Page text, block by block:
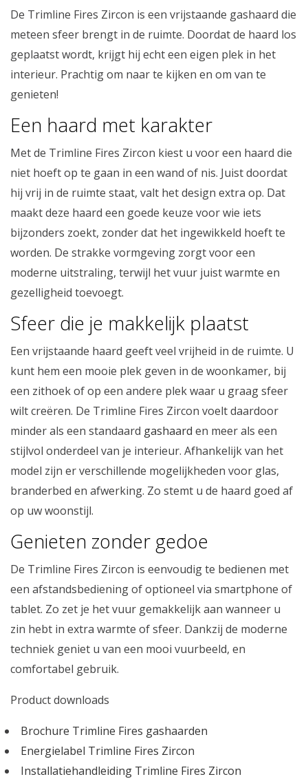
De Trimline Fires Zircon is een vrijstaande gashaard die
meteen sfeer brengt in de ruimte. Doordat de haard los
geplaatst wordt, krijgt hij echt een eigen plek in het
interieur. Prachtig om naar te kijken en om van te
genieten!
Een haard met karakter
Met de Trimline Fires Zircon kiest u voor een haard die
niet hoeft op te gaan in een wand of nis. Juist doordat
hij vrij in de ruimte staat, valt het design extra op. Dat
maakt deze haard een goede keuze voor wie iets
bijzonders zoekt, zonder dat het ingewikkeld hoeft te
worden. De strakke vormgeving zorgt voor een
moderne uitstraling, terwijl het vuur juist warmte en
gezelligheid toevoegt.
Sfeer die je makkelijk plaatst
Een vrijstaande haard geeft veel vrijheid in de ruimte. U
kunt hem een mooie plek geven in de woonkamer, bij
een zithoek of op een andere plek waar u graag sfeer
wilt creëren. De Trimline Fires Zircon voelt daardoor
minder als een standaard gashaard en meer als een
stijlvol onderdeel van je interieur. Afhankelijk van het
model zijn er verschillende mogelijkheden voor glas,
branderbed en afwerking. Zo stemt u de haard goed af
op uw woonstijl.
Genieten zonder gedoe
De Trimline Fires Zircon is eenvoudig te bedienen met
een afstandsbediening of optioneel via smartphone of
tablet. Zo zet je het vuur gemakkelijk aan wanneer u
zin hebt in extra warmte of sfeer. Dankzij de moderne
techniek geniet u van een mooi vuurbeeld, en
comfortabel gebruik.
Product downloads
Brochure Trimline Fires gashaarden
Energielabel Trimline Fires Zircon
Installatiehandleiding Trimline Fires Zircon